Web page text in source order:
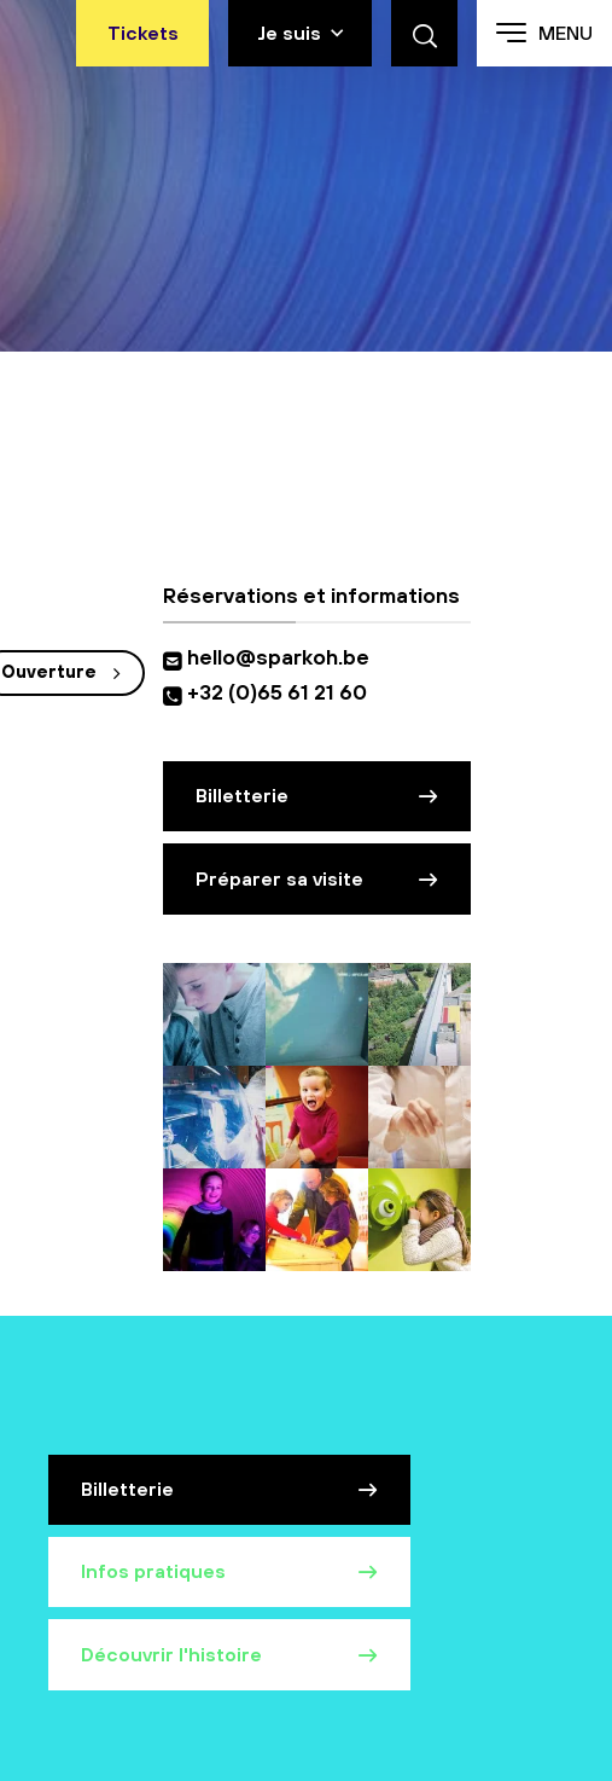
Tickets Je suis MENU
Ouverture
Réservations et informations
hello@sparkoh.be
+32 (0)65 61 21 60
Billetterie
Préparer sa visite
Billetterie
Infos pratiques
Découvrir l'histoire